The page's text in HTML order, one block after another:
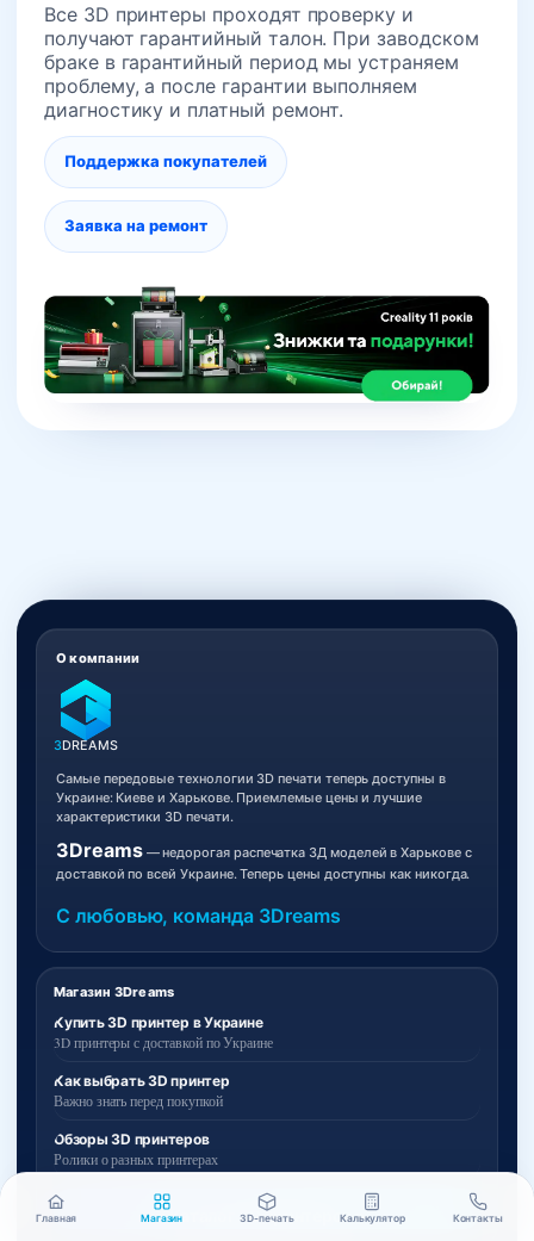
Главная Магазин 3D-печать Калькулятор Контакты
Все 3D принтеры проходят проверку и
получают гарантийный талон. При заводском
браке в гарантийный период мы устраняем
проблему, а после гарантии выполняем
диагностику и платный ремонт.
Поддержка покупателей
Заявка на ремонт
Магазин 3Dreams
Купить 3D принтер в Украине
3D принтеры с доставкой по Украине
Как выбрать 3D принтер
Важно знать перед покупкой
Обзоры 3D принтеров
Ролики о разных принтерах
Каталог 3D принтеров »
О компании
3DREAMS
Самые передовые технологии 3D печати теперь доступны в
Украине: Киеве и Харькове. Приемлемые цены и лучшие
характеристики 3D печати.
3Dreams— недорогая распечатка 3Д моделей в Харькове с
доставкой по всей Украине. Теперь цены доступны как никогда.
С любовью, команда 3Dreams